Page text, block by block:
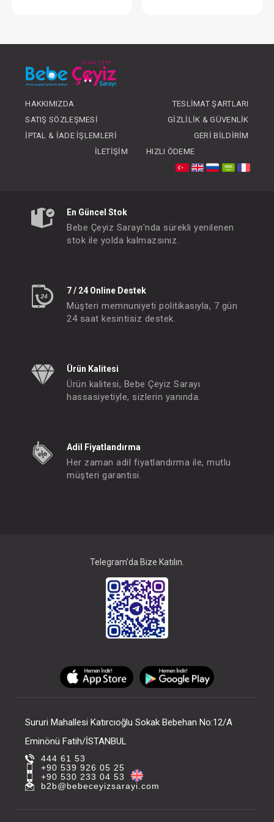
OLUNUZ
HAKKIMIZDA
TESLIMAT ŞARTLARI
SATIŞ SÖZLEŞMESI
GIZLILIK & GÜVENLIK
İPTAL & İADE İŞLEMLERI
GERI BILDIRIM
İLETIŞIM
HIZLI ÖDEME
En Güncel Stok
Bebe Çeyiz Sarayı'nda sürekli yenilenen
stok ile yolda kalmazsınız.
7 / 24 Online Destek
Müşteri memnuniyeti politikasıyla, 7 gün
24 saat kesintisiz destek.
Ürün Kalitesi
Ürün kalitesi, Bebe Çeyiz Sarayı
hassasiyetiyle, sizlerin yanında.
Adil Fiyatlandırma
Her zaman adil fiyatlandırma ile, mutlu
müşteri garantisi.
Telegram'da Bize Katılın.
Sururi Mahallesi Katırcıoğlu Sokak Bebehan No:12/A
Eminönü Fatih/İSTANBUL
444 61 53
+90 539 926 05 25
+90 530 233 04 53
b2b@bebeceyizsarayi.com